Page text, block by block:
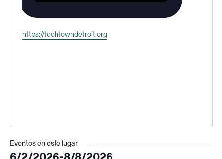
Página
https://techtowndetroit.org
Eventos en este lugar